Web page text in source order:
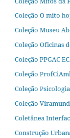
Coleção O mito
Coleção Museu
Coleção Oficinas
Coleção PPGAC
Coleção
Coleção
Coleção
Coletânea
Construção